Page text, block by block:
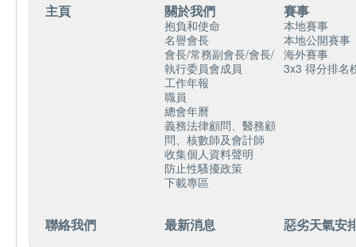
主頁 關於我們
抱負和使命
名譽會長
會長/常務副會長/會長/
執行委員會成員
工作年報
職員
總會年曆
義務法律顧問、醫務顧
問、核數師及會計師
收集個人資料聲明
防止性騷擾政策
下載專區
賽事
本地賽事
本地公開賽事
海外賽事
3x3 得分排名
聯絡我們 最新消息 惡劣天氣安